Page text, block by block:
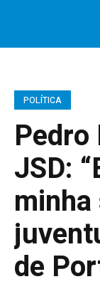
POLÍTICA
Pedro
JSD:
de